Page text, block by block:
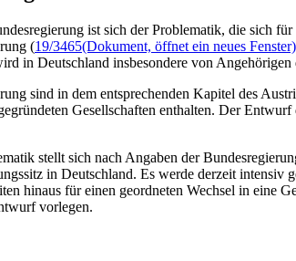
ist sich der Problematik, die sich
(19/3465(Dokument, öffnet ein neues Fenster)
in Deutschland insbesondere von
sind in dem entsprechenden Kapitel des
Gesellschaften enthalten. Der
stellt sich nach Angaben der
in Deutschland. Es werde derzeit intensiv
hinaus für einen geordneten Wechsel in eine
vorlegen.